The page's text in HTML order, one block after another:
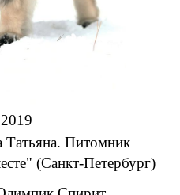
Татьяна. Питомник
(Санкт-Петербург)